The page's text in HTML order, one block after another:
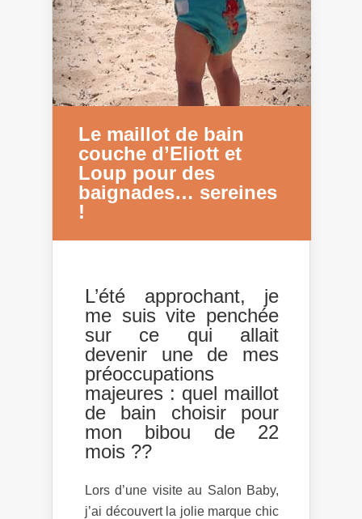
Le maillot de bain
couche d’Eliott et
Loup pour des
baignades… sereines
!
L’été approchant, je
me suis vite penchée
sur ce qui allait
devenir une de mes
préoccupations
majeures : quel maillot
de bain choisir pour
mon bibou de 22
mois ??
Lors d’une visite au Salon Baby,
j’ai découvert la jolie marque chic